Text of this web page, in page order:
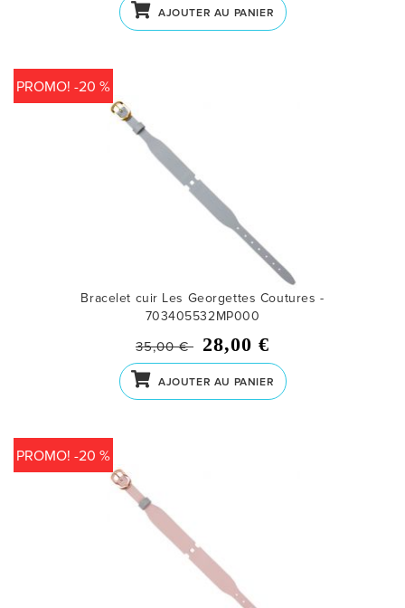
AJOUTER AU PANIER
PROMO! -20 %
Bracelet cuir Les Georgettes Coutures -
703405532MP000
35,00 € 28,00 €
AJOUTER AU PANIER
PROMO! -20 %